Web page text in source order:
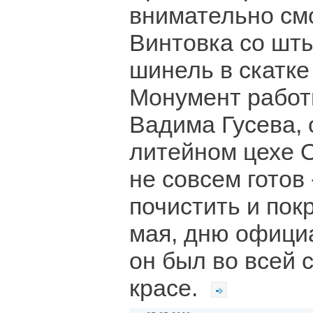
внимательно
Винтовка со
шинель в
Монумент
Вадима Гусева,
литейном
не совсем
почистить и
мая, дню
он был во всей
красе.